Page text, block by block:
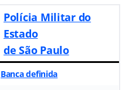
Polícia Militar do
Estado
de São Paulo
Banca definida